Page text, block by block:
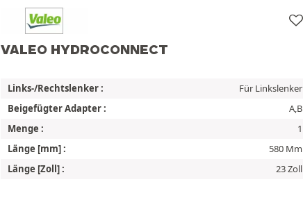
VALEO HYDROCONNECT
Links-/Rechtslenker :
Für Linkslenker
Beigefügter Adapter :
A,B
Menge :
1
Länge [mm] :
580 Mm
Länge [Zoll] :
23 Zoll